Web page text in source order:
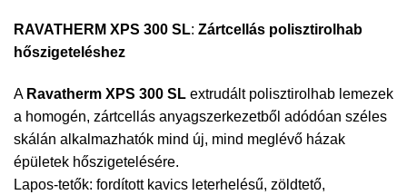
RAVATHERM XPS 300 SL: Zártcellás polisztirolhab
hőszigeteléshez
A Ravatherm XPS 300 SL extrudált polisztirolhab lemezek
a homogén, zártcellás anyagszerkezetből adódóan széles
skálán alkalmazhatók mind új, mind meglévő házak
épületek hőszigetelésére.
Lapos-tetők: fordított kavics leterhelésű, zöldtető,